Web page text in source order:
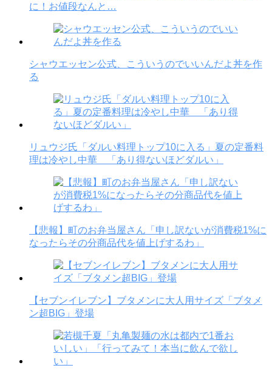
に！お値段なんと…
シャウエッセン公式、こういうのでいいんだよ丼を作
る
リュウジ氏「ダルい料理トップ10に入る」夏の定番料
理は冷やし中華 「あり得ないほどダルい」
【悲報】町のお弁当屋さん「申し訳ないが消費税1%に
なったらその分商品代を値上げするわ」
【セブンイレブン】ブタメンに大人用サイズ「ブタメ
ン超BIG」登場